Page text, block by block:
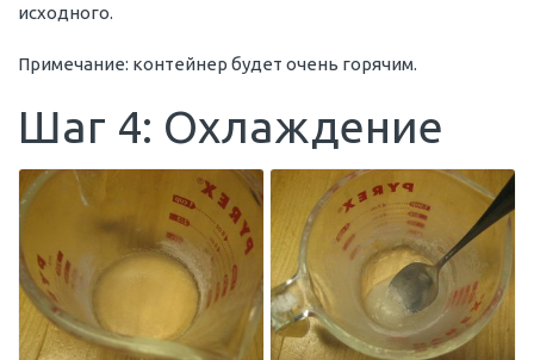
исходного.
Примечание: контейнер будет очень горячим.
Шаг 4: Охлаждение